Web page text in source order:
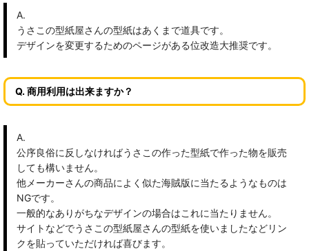
A.
うさこの型紙屋さんの型紙はあくまで道具です。
デザインを変更するためのページがある位改造大推奨です。
Q. 商用利用は出来ますか？
A.
公序良俗に反しなければうさこの作った型紙で作った物を販売
しても構いません。
他メーカーさんの商品によく似た海賊版に当たるようなものは
NGです。
一般的なありがちなデザインの場合はこれに当たりません。
サイトなどでうさこの型紙屋さんの型紙を使いましたなどリン
クを貼っていただければ喜びます。